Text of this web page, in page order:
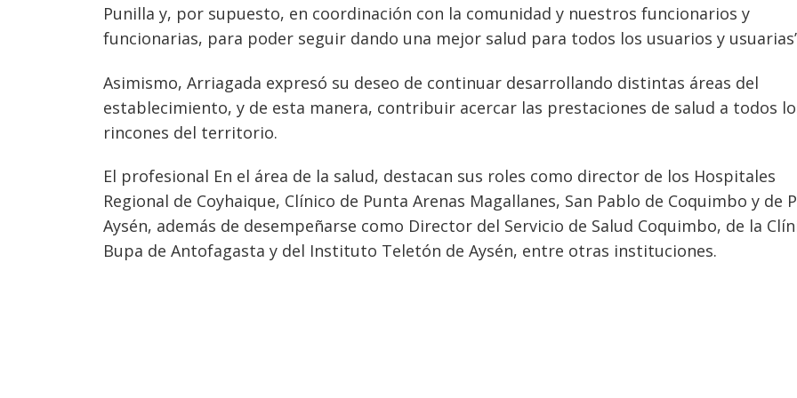
Punilla y, por supuesto, en coordinación con la comunidad y nuestros funcionarios y
funcionarias, para poder seguir dando una mejor salud para todos los usuarios y
Asimismo, Arriagada expresó su deseo de continuar desarrollando distintas áreas del
establecimiento, y de esta manera, contribuir acercar las prestaciones de salud a todos
rincones del territorio.
El profesional En el área de la salud, destacan sus roles como director de los Hospitales
Regional de Coyhaique, Clínico de Punta Arenas Magallanes, San Pablo de Coquimbo y de
Aysén, además de desempeñarse como Director del Servicio de Salud Coquimbo, de la
Bupa de Antofagasta y del Instituto Teletón de Aysén, entre otras instituciones.